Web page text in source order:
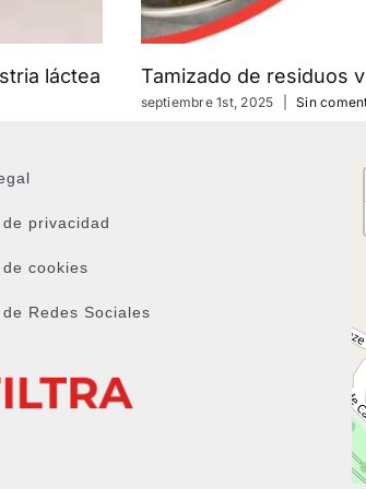
láctea Tamizado de residuos
septiembre 1st, 2025 Sin
privacidad
cookies
Redes Sociales